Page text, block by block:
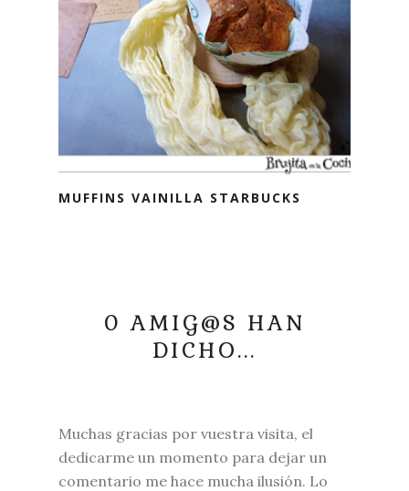
MUFFINS VAINILLA STARBUCKS
0 AMIG@S HAN
DICHO...
Muchas gracias por vuestra visita, el
dedicarme un momento para dejar un
comentario me hace mucha ilusión. Lo